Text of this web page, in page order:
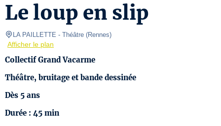
Le loup en slip
LA PAILLETTE - Théâtre (Rennes)
Afficher le plan
Collectif Grand Vacarme
Théâtre, bruitage et bande dessinée
Dès 5 ans
Durée : 45 min